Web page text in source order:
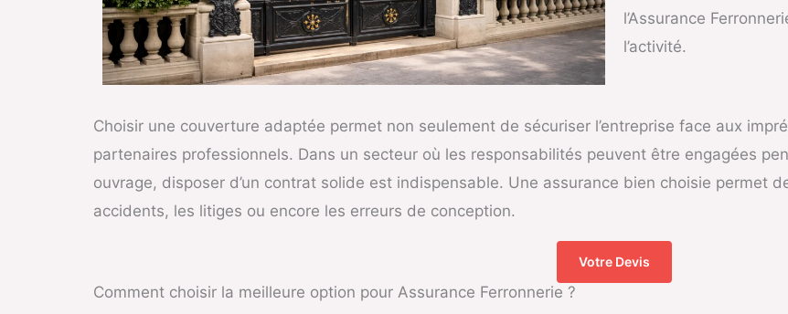
l’Assurance
l’activité.
Choisir une couverture adaptée permet non seulement de sécuriser l’entreprise face aux
partenaires professionnels. Dans un secteur où les responsabilités peuvent être engagées
ouvrage, disposer d’un contrat solide est indispensable. Une assurance bien choisie permet
accidents, les litiges ou encore les erreurs de conception.
Votre Devis
Comment choisir la meilleure option pour Assurance Ferronnerie ?